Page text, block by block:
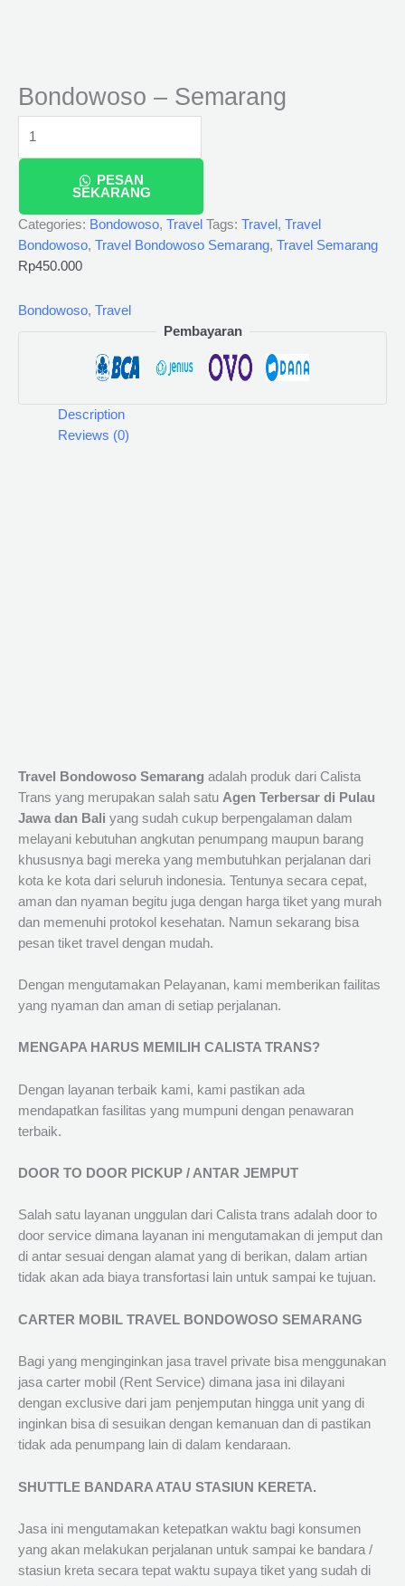
Bondowoso – Semarang
PESAN
SEKARANG
Categories: Bondowoso, Travel Tags: Travel , Travel
Bondowoso, Travel Bondowoso Semarang, Travel Semarang
Rp450.000
Bondowoso, Travel
Pembayaran
Description
Reviews (0)
Travel Bondowoso Semarang adalah produk dari Calista
Trans yang merupakan salah satu Agen Terbersar di Pulau
Jawa dan Bali yang sudah cukup berpengalaman dalam
melayani kebutuhan angkutan penumpang maupun barang
khususnya bagi mereka yang membutuhkan perjalanan dari
kota ke kota dari seluruh indonesia. Tentunya secara cepat,
aman dan nyaman begitu juga dengan harga tiket yang murah
dan memenuhi protokol kesehatan. Namun sekarang bisa
pesan tiket travel dengan mudah.
Dengan mengutamakan Pelayanan, kami memberikan failitas
yang nyaman dan aman di setiap perjalanan.
MENGAPA HARUS MEMILIH CALISTA TRANS?
Dengan layanan terbaik kami, kami pastikan ada
mendapatkan fasilitas yang mumpuni dengan penawaran
terbaik.
DOOR TO DOOR PICKUP / ANTAR JEMPUT
Salah satu layanan unggulan dari Calista trans adalah door to
door service dimana layanan ini mengutamakan di jemput dan
di antar sesuai dengan alamat yang di berikan, dalam artian
tidak akan ada biaya transfortasi lain untuk sampai ke tujuan.
CARTER MOBIL TRAVEL BONDOWOSO SEMARANG
Bagi yang menginginkan jasa travel private bisa menggunakan
jasa carter mobil (Rent Service) dimana jasa ini dilayani
dengan exclusive dari jam penjemputan hingga unit yang di
inginkan bisa di sesuikan dengan kemanuan dan di pastikan
tidak ada penumpang lain di dalam kendaraan.
SHUTTLE BANDARA ATAU STASIUN KERETA.
Jasa ini mengutamakan ketepatkan waktu bagi konsumen
yang akan melakukan perjalanan untuk sampai ke bandara /
stasiun kreta secara tepat waktu supaya tiket yang sudah di